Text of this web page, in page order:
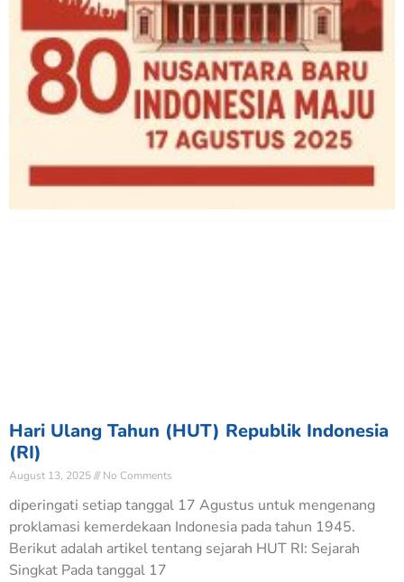
Hari Ulang Tahun (HUT) Republik Indonesia
(RI)
August 13, 2025 No Comments
diperingati setiap tanggal 17 Agustus untuk mengenang
proklamasi kemerdekaan Indonesia pada tahun 1945.
Berikut adalah artikel tentang sejarah HUT RI: Sejarah
Singkat Pada tanggal 17